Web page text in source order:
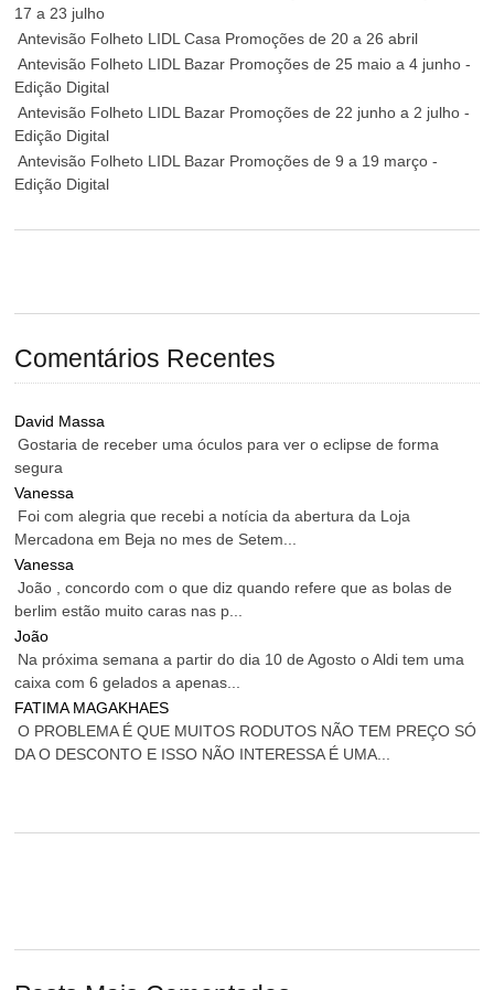
17 a 23 julho
Antevisão Folheto LIDL Casa Promoções de 20 a 26 abril
Antevisão Folheto LIDL Bazar Promoções de 25 maio a 4 junho -
Edição Digital
Antevisão Folheto LIDL Bazar Promoções de 22 junho a 2 julho -
Edição Digital
Antevisão Folheto LIDL Bazar Promoções de 9 a 19 março -
Edição Digital
Comentários Recentes
David Massa
Gostaria de receber uma óculos para ver o eclipse de forma
segura
Vanessa
Foi com alegria que recebi a notícia da abertura da Loja
Mercadona em Beja no mes de Setem...
Vanessa
João , concordo com o que diz quando refere que as bolas de
berlim estão muito caras nas p...
João
Na próxima semana a partir do dia 10 de Agosto o Aldi tem uma
caixa com 6 gelados a apenas...
FATIMA MAGAKHAES
O PROBLEMA É QUE MUITOS RODUTOS NÃO TEM PREÇO SÓ
DA O DESCONTO E ISSO NÃO INTERESSA É UMA...